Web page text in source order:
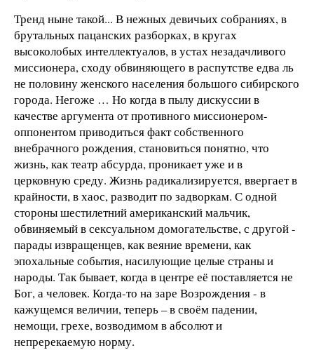
Тренд ныне такой... В нежных девичьих собраниях, в
брутальных пацанских разборках, в кругах
высоколобых интеллектуалов, в устах незадачливого
миссионера, сходу обвиняющего в распутстве едва ль
не половину женского населения большого сибирского
города. Негоже … Но когда в пылу дискуссии в
качестве аргумента от противного миссионером-
оппонентом приводиться факт собственного
внебрачного рождения, становиться понятно, что
жизнь, как театр абсурда, проникает уже и в
церковную среду. Жизнь радикализируется, ввергает в
крайности, в хаос, разводит по задворкам. С одной
стороны шестилетний американский мальчик,
обвиняемый в сексуальном домогательстве, с другой -
парады извращенцев, как веяние времени, как
эпохальные события, насилующие целые страны и
народы. Так бывает, когда в центре её поставляется не
Бог, а человек. Когда-то на заре Возрождения - в
кажущемся величии, теперь – в своём падении,
немощи, грехе, возводимом в абсолют и
непререкаемую норму.